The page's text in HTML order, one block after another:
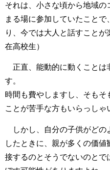
それは、小さな頃から地域
まる場に参加していたこと
り、今では大人と話すこと
在高校生）
正直、能動的に動くことは
す。
時間も費やしますし、そも
ことが苦手な方もいらっしゃ
しかし、自分の子供がどの
したときに、親が多くの価
接するのとそうでないのとで